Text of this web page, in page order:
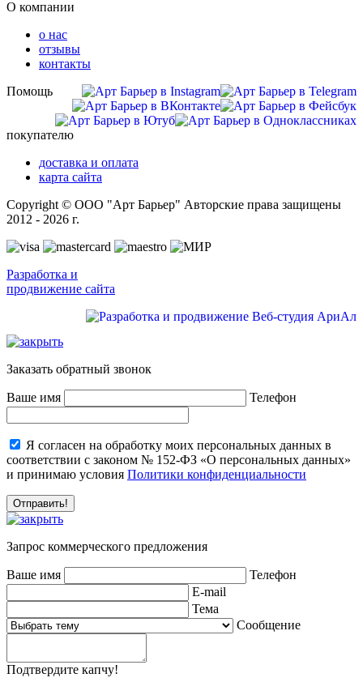
О компании
о нас
отзывы
контакты
Помощь
покупателю
доставка и оплата
карта сайта
Copyright © ООО "Арт Барьер" Авторские права защищены
2012 - 2026 г.
Разработка и
продвижение сайта
Заказать обратный звонок
Ваше имя Телефон
Я согласен на обработку моих персональных данных в
соответствии с законом № 152-ФЗ «О персональных данных»
и принимаю условия Политики конфиденциальности
Запрос коммерческого предложения
Ваше имя
Телефон
E-mail
Тема
Сообщение
Подтвердите капчу!